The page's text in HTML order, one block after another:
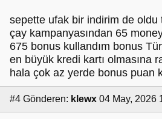
sepette ufak bir indirim de oldu
çay kampanyasından 65
675 bonus kullandım bonus
en büyük kredi kartı olmasına
hala çok az yerde bonus puan
#4 Gönderen: klewx 04 May, 2026